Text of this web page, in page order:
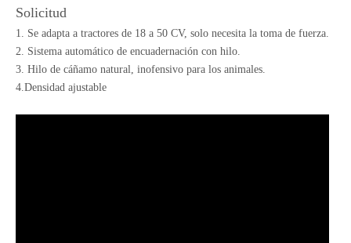
Solicitud
1. Se adapta a tractores de 18 a 50 CV, solo necesita la toma de fuerza.
2. Sistema automático de encuadernación con hilo.
3. Hilo de cáñamo natural, inofensivo para los animales.
4.Densidad ajustable